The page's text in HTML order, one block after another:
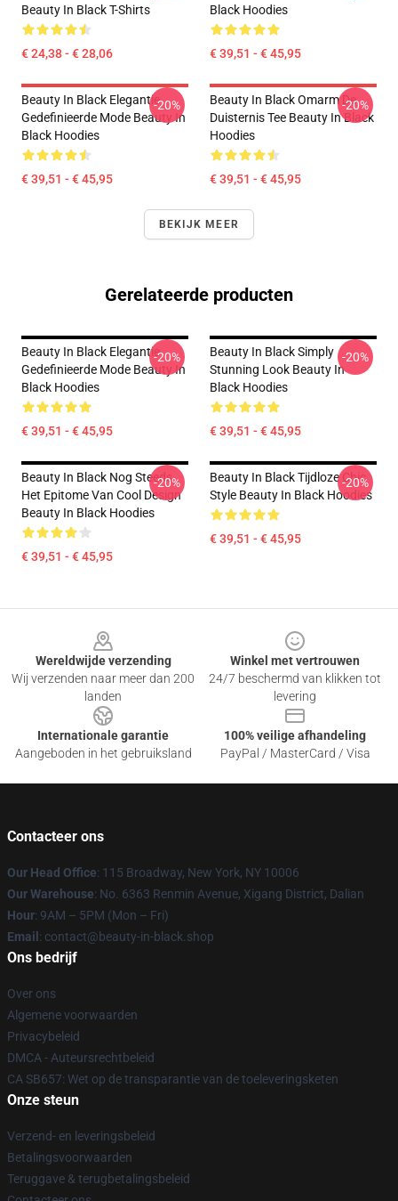
Beauty In Black T-Shirts
€ 24,38 - € 28,06
Black Hoodies
€ 39,51 - € 45,95
Beauty In Black Elegantie
Gedefinieerde Mode Beauty In
Black Hoodies
€ 39,51 - € 45,95
-20%
Beauty In Black Omarm De
Duisternis Tee Beauty In Black
Hoodies
€ 39,51 - € 45,95
-20%
BEKIJK MEER
Gerelateerde producten
Beauty In Black Elegantie
Gedefinieerde Mode Beauty In
Black Hoodies
€ 39,51 - € 45,95
-20%
Beauty In Black Simply
Stunning Look Beauty In
Black Hoodies
€ 39,51 - € 45,95
-20%
Beauty In Black Nog Steeds
Het Epitome Van Cool Design
Beauty In Black Hoodies
€ 39,51 - € 45,95
-20%
Beauty In Black Tijdloze Chic
Style Beauty In Black Hoodies
€ 39,51 - € 45,95
-20%
Wereldwijde verzending
Wij verzenden naar meer dan 200
landen
Winkel met vertrouwen
24/7 beschermd van klikken tot
levering
Internationale garantie
Aangeboden in het gebruiksland
100% veilige afhandeling
PayPal / MasterCard / Visa
Contacteer ons
Our Head Office: 115 Broadway, New York, NY 10006
Our Warehouse: No. 6363 Renmin Avenue, Xigang District, Dalian
Hour: 9AM – 5PM (Mon – Fri)
Email : contact@beauty-in-black.shop
Ons bedrijf
Over ons
Algemene voorwaarden
Privacybeleid
DMCA - Auteursrechtbeleid
CA SB657: Wet op de transparantie van de toeleveringsketen
Onze steun
Verzend- en leveringsbeleid
Betalingsvoorwaarden
Teruggave & terugbetalingsbeleid